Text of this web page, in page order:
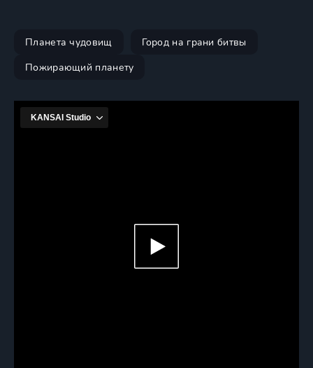
Планета чудовищ
Город на грани битвы
Пожирающий планету